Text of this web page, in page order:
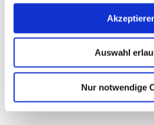
Auswahl
Nur notwendige
Wijnmakerij
Worms-
Meer